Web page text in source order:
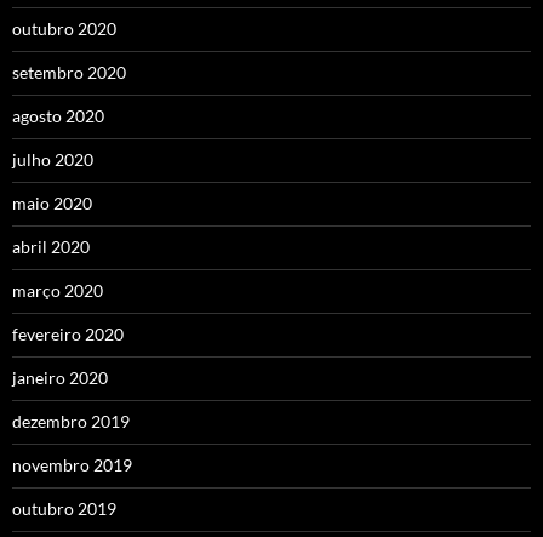
outubro 2020
setembro 2020
agosto 2020
julho 2020
maio 2020
abril 2020
março 2020
fevereiro 2020
janeiro 2020
dezembro 2019
novembro 2019
outubro 2019